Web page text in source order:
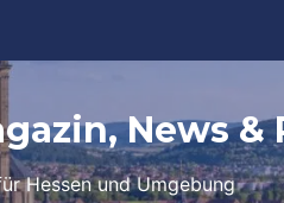
News &
Hessen und Umgebung